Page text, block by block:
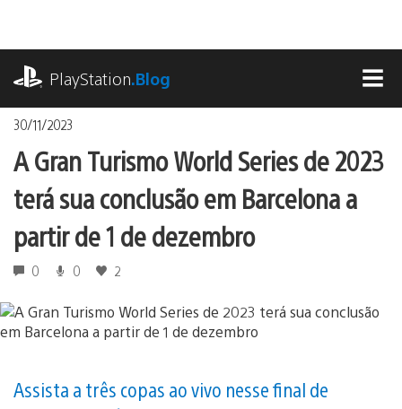
o
conteúdo
PlayStation.Blog
30/11/2023
A Gran Turismo World Series de 2023
terá sua conclusão em Barcelona a
partir de 1 de dezembro
0 0 2
Assista a três copas ao vivo nesse final de